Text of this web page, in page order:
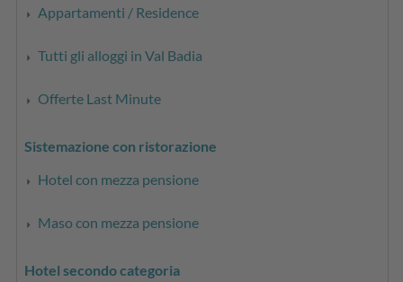
Appartamenti / Residence
Tutti gli alloggi in Val Badia
Offerte Last Minute
Sistemazione con ristorazione
Hotel con mezza pensione
Maso con mezza pensione
Hotel secondo categoria